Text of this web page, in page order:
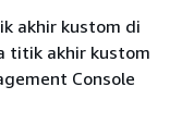
akhir kustom di
titik akhir kustom
Console